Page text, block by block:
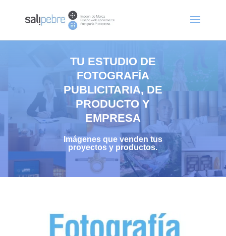
TU ESTUDIO DE
FOTOGRAFÍA
PUBLICITARIA, DE
PRODUCTO Y
EMPRESA
Imágenes que vendentus
proyectos y productos.